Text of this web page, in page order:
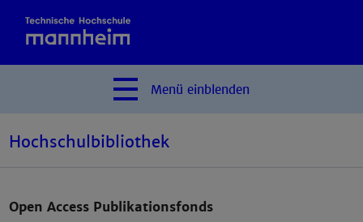
Menü einblenden
Hochschulbibliothek
Open Access Publikationsfonds